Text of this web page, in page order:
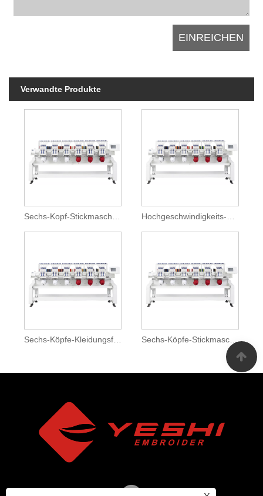
Verwandte Produkte
Sechs-Köpfe-Kleidungsfunktion Sechs-Köpfe-Stickmaschine zu verkaufen